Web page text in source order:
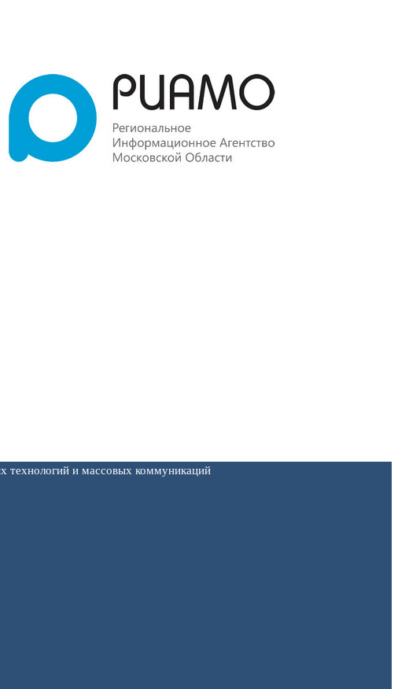
технологий и массовых коммуникаций